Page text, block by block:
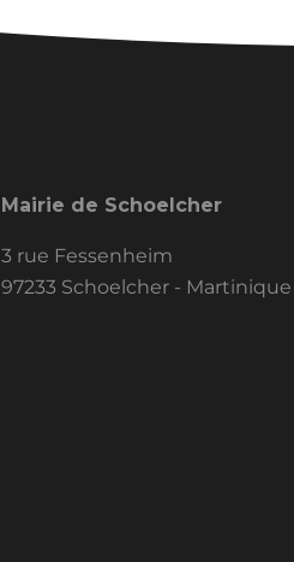
Mairie de Schoelcher
3 rue Fessenheim
97233 Schoelcher - Martinique